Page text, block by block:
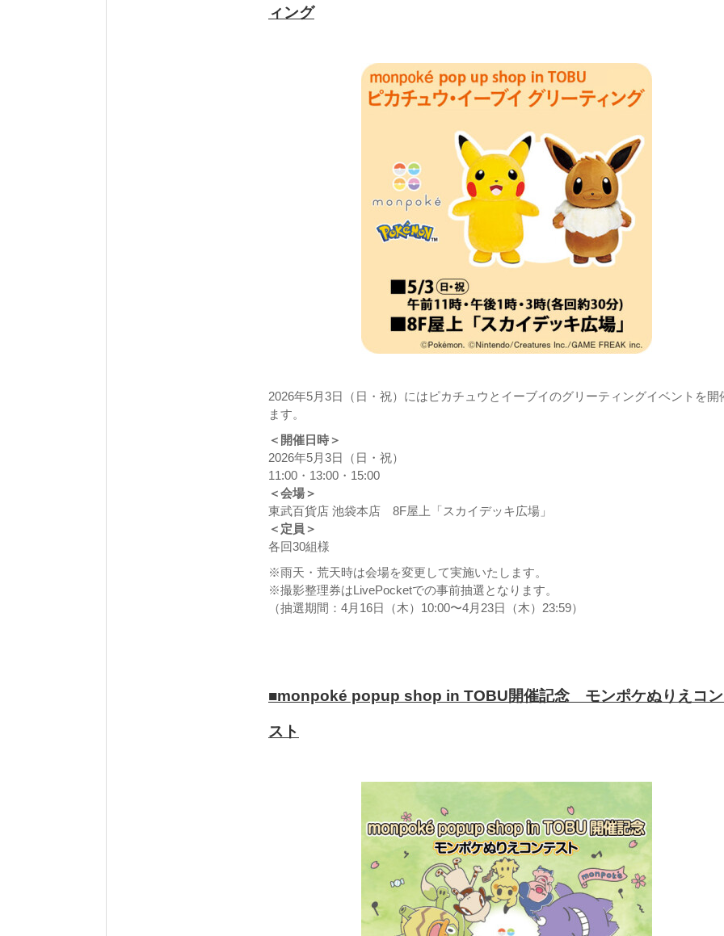
ィング
2026年5月3日（日・祝）にはピカチュウとイーブイのグリーティングイベントを開
ます。
＜開催日時＞
2026年5月3日（日・祝）
11:00・13:00・15:00
＜会場＞
東武百貨店 池袋本店 8F屋上「スカイデッキ広場」
＜定員＞
各回30組様
※雨天・荒天時は会場を変更して実施いたします。
※撮影整理券はLivePocketでの事前抽選となります。
（抽選期間：4月16日（木）10:00〜4月23日（木）23:59）
■monpoké popup shop in TOBU開催記念 モンポケぬりえコ
スト